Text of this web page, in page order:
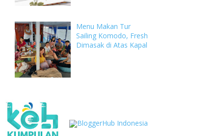
Menu Makan Tur
Sailing Komodo, Fresh
Dimasak di Atas Kapal